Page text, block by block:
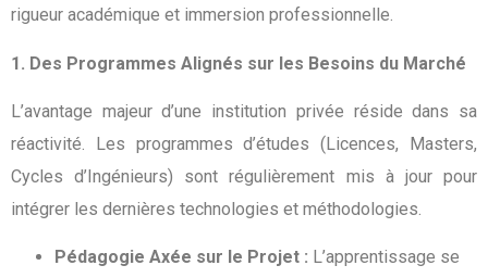
rigueur académique et immersion professionnelle.
1. Des Programmes Alignés sur les Besoins du Marché
L’avantage majeur d’une institution privée réside dans sa
réactivité. Les programmes d’études (Licences, Masters,
Cycles d’Ingénieurs) sont régulièrement mis à jour pour
intégrer les dernières technologies et méthodologies.
Pédagogie Axée sur le Projet : L’apprentissage se